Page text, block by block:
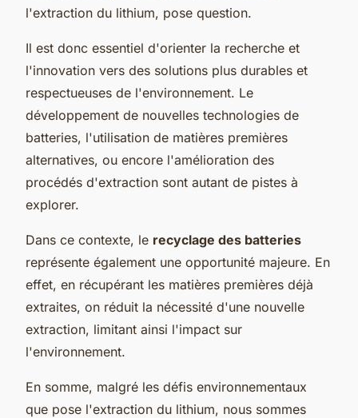
l'extraction du lithium, pose question.
Il est donc essentiel d'orienter la recherche et
l'innovation vers des solutions plus durables et
respectueuses de l'environnement. Le
développement de nouvelles technologies de
batteries, l'utilisation de matières premières
alternatives, ou encore l'amélioration des
procédés d'extraction sont autant de pistes à
explorer.
Dans ce contexte, le recyclage des batteries
représente également une opportunité majeure. En
effet, en récupérant les matières premières déjà
extraites, on réduit la nécessité d'une nouvelle
extraction, limitant ainsi l'impact sur
l'environnement.
En somme, malgré les défis environnementaux
que pose l'extraction du lithium, nous sommes